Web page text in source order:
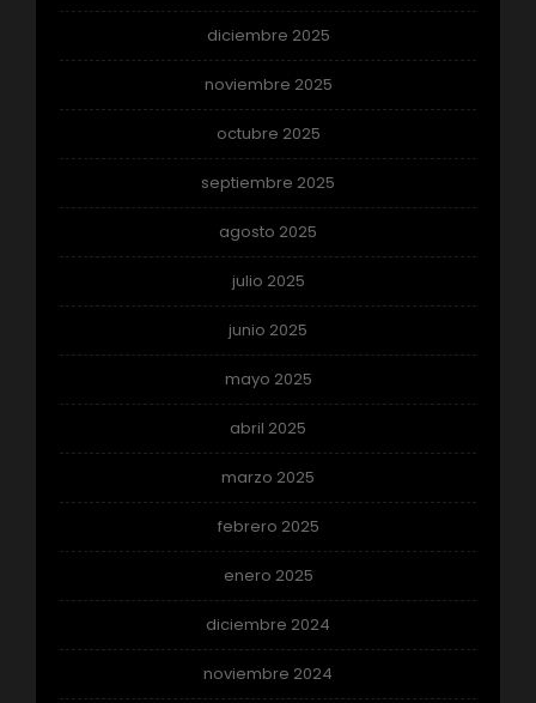
diciembre 2025
noviembre 2025
octubre 2025
septiembre 2025
agosto 2025
julio 2025
junio 2025
mayo 2025
abril 2025
marzo 2025
febrero 2025
enero 2025
diciembre 2024
noviembre 2024